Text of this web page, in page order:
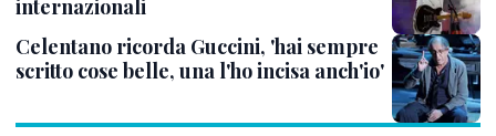
internazionali
Celentano ricorda Guccini, 'hai sempre
scritto cose belle, una l'ho incisa anch'io'